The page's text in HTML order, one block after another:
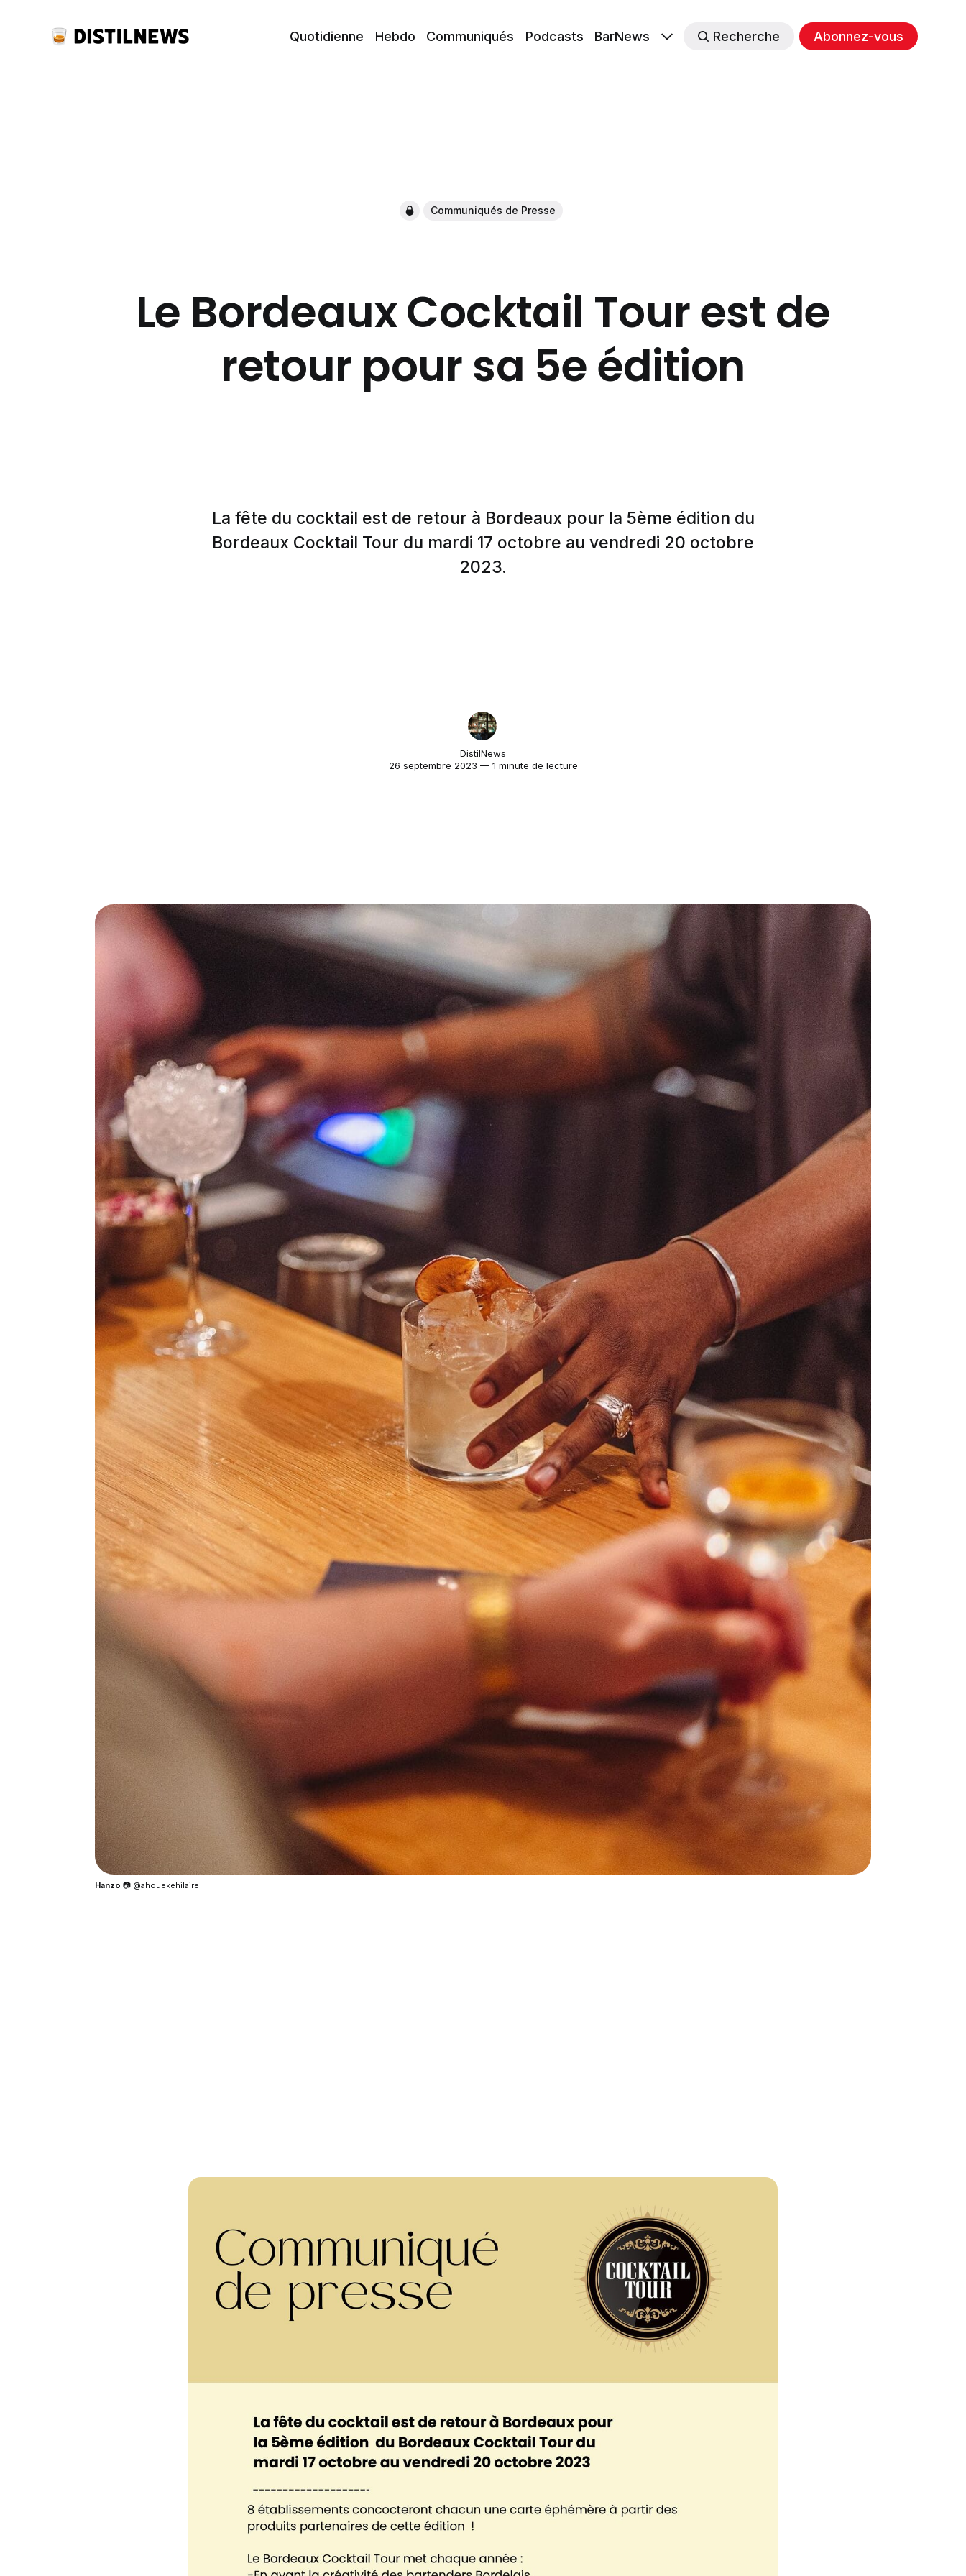
Quotidienne Hebdo Communiqués Podcasts BarNews Recherche Abonnez-vous
Communiqués de Presse
Le Bordeaux Cocktail Tour est de
retour pour sa 5e édition
La fête du cocktail est de retour à Bordeaux pour la 5ème édition du
Bordeaux Cocktail Tour du mardi 17 octobre au vendredi 20 octobre
2023.
DistilNews
26 septembre 2023 — 1 minute de lecture
Hanzo 📷 @ahouekehilaire